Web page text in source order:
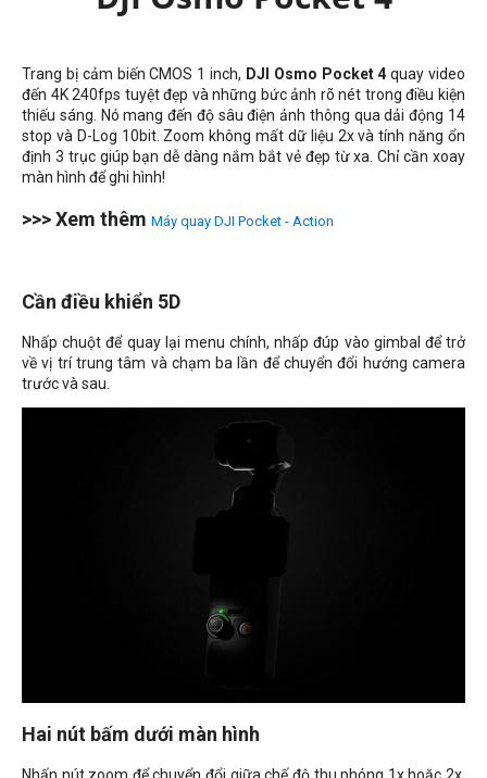
Trang bị cảm biến CMOS 1 inch, DJI Osmo Pocket 4 ​​quay video
đến 4K 240fps tuyệt đẹp và những bức ảnh rõ nét trong điều kiện
thiếu sáng. Nó mang đến độ sâu điện ảnh thông qua dải động 14
stop và D-Log 10bit. Zoom không mất dữ liệu 2x và tính năng ổn
định 3 trục giúp bạn dễ dàng nắm bắt vẻ đẹp từ xa. Chỉ cần xoay
màn hình để ghi hình!
>>> Xem thêm Máy quay DJI Pocket - Action
Cần điều khiển 5D
Nhấp chuột để quay lại menu chính, nhấp đúp vào gimbal để trở
về vị trí trung tâm và chạm ba lần để chuyển đổi hướng camera
trước và sau.
Hai nút bấm dưới màn hình